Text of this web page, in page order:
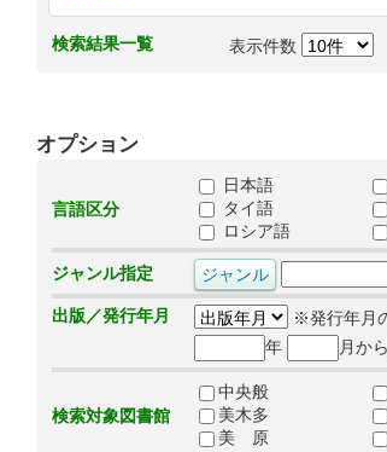
検索結果一覧 表示件数
オプション
言語区分
日本語
タイ語
ロシア語
ジャンル指定
出版／発行年月
※発行年月
年
月から
検索対象図書館
中央般
美木多
美 原